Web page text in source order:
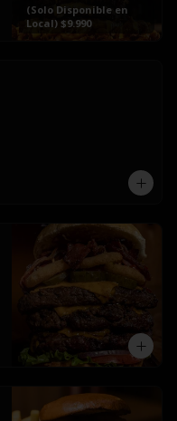
(Solo Disponible en
Local) $9.990